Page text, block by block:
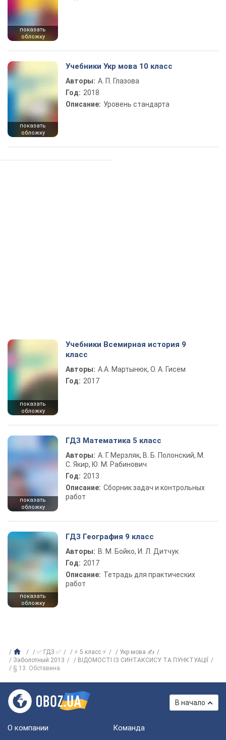
показать
обложку
показать
обложку
Учебники Укр мова 10 класс
Авторы: А. П. Глазова
Год: 2018
Описание: Уровень стандарта
показать
обложку
Учебники Всемирная история 9
класс
Авторы: А.А. Мартынюк, О. А. Гисем
Год: 2017
показать
обложку
ГДЗ Математика 5 класс
Авторы: А. Г. Мерзляк, В. Б. Полонский, М.
С. Якир, Ю. М. Рабинович
Год: 2013
Описание: Сборник задач и контрольных
работ
показать
обложку
ГДЗ География 9 класс
Авторы: В. М. Бойко, И. Л. Дитчук
Год: 2017
Описание: Тетрадь для практических
работ
✅ ГДЗ ✅ ⚡ 5 класс ⚡
Укр мова ✍
Заболотный 2013
ВІДОМОСТІ ІЗ СИНТАКСИСУ ТА ПУНКТУАЦІЇ
§ 13. Обставина
В начало
О компании Команда